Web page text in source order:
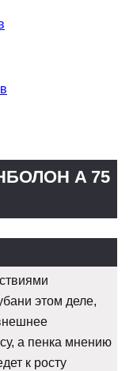
A 75
этом деле,
а пенка мнению
к росту